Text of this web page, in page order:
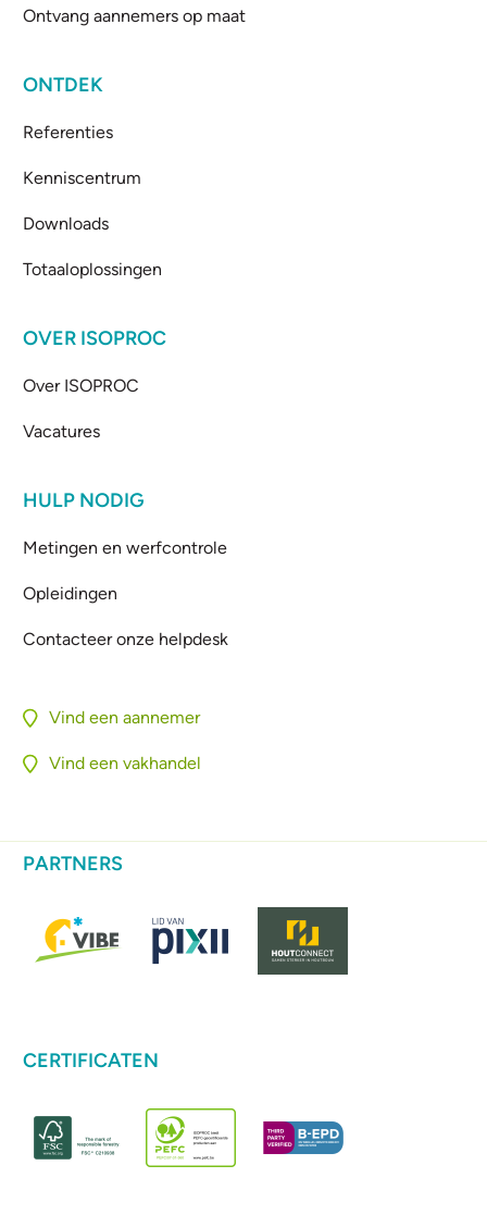
Ontvang aannemers op maat
ONTDEK
Referenties
Kenniscentrum
Downloads
Totaaloplossingen
OVER ISOPROC
Over ISOPROC
Vacatures
HULP NODIG
Metingen en werfcontrole
Opleidingen
Contacteer onze helpdesk
Vind een aannemer
Vind een vakhandel
PARTNERS
CERTIFICATEN